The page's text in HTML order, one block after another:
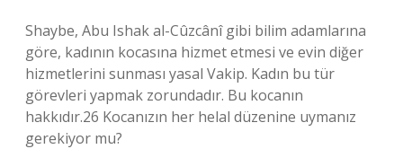
Shaybe, Abu Ishak al-Cûzcânî gibi bilim adamlarına
göre, kadının kocasına hizmet etmesi ve evin diğer
hizmetlerini sunması yasal Vakip. Kadın bu tür
görevleri yapmak zorundadır. Bu kocanın
hakkıdır.26 Kocanızın her helal düzenine uymanız
gerekiyor mu?